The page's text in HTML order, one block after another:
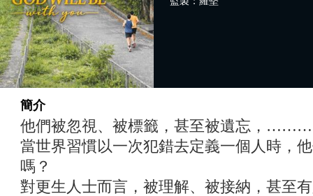
簡介
他們被忽視、被標籤，甚至被遺忘，
當世界習慣以一次犯錯去定義一個人時，
嗎？
對更生人士而言，被理解、被接納，甚至